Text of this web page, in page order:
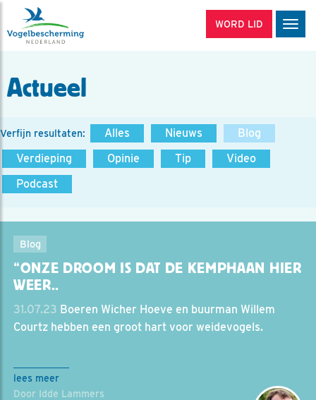
WORD LID
Actueel
Verfijn resultaten: Alles Nieuws
Blog
Verdieping
Opinie Tip
Video
Podcast
Blog
“ONZE DROOM IS DAT DE KEMPHAAN HIER
WEER..
31.07.23 Boeren Wicher Hoeve en buurman Willem
Courtz hebben een groot hart voor weidevogels.
lees meer
Door Idde Lammers